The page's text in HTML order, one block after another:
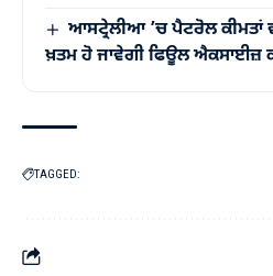
ਆਸਟ੍ਰੇਲੀਆ ’ਚ ਪੈਟਰੋਲ
ਖ਼ਤਮ ਹੋ ਜਾਵੇਗੀ ਫਿਊਲ ਐਕਸਾਈਜ਼
TAGGED: